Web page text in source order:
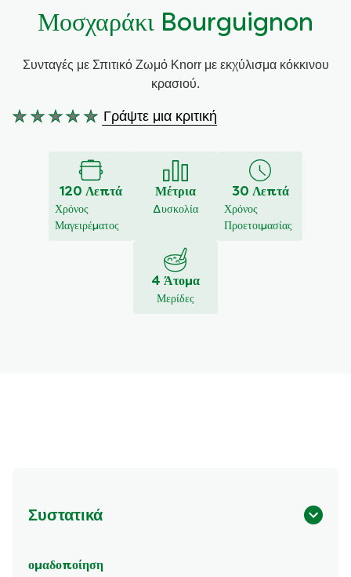
Συνταγές από την Μαργαρίτα Νικολαΐδη
Μοσχαράκι Bourguignon
Συνταγές με Σπιτικό Ζωμό Knorr με εκχύλισμα κόκκινου
κρασιού.
Δεν
αξιολογήσεις
Γράψτε μια κριτική
120 Λεπτά
Χρόνος
Μαγειρέματος
Μέτρια
Δυσκολία
30 Λεπτά
Χρόνος
Προετοιμασίας
4 Άτομα
Μερίδες
Συστατικά
ομαδοποίηση